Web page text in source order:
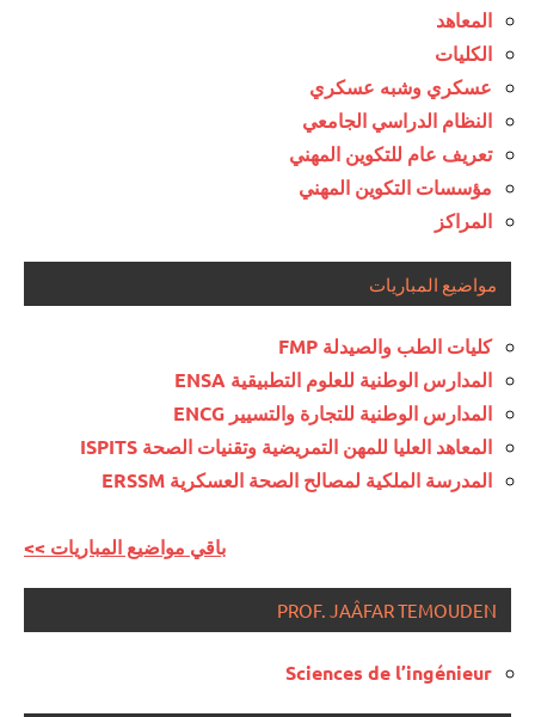
المعاهد
الكليات
عسكري وشبه عسكري
النظام الدراسي الجامعي
تعريف عام للتكوين المهني
مؤسسات التكوين المهني
المراكز
مواضيع المباريات
كليات الطب والصيدلة FMP
المدارس الوطنية للعلوم التطبيقية ENSA
المدارس الوطنية للتجارة والتسيير ENCG
المعاهد العليا للمهن التمريضية وتقنيات الصحة ISPITS
المدرسة الملكية لمصالح الصحة العسكرية ERSSM
<< باقي مواضيع المباريات
PROF. JAÂFAR TEMOUDEN
Sciences de l’ingénieur